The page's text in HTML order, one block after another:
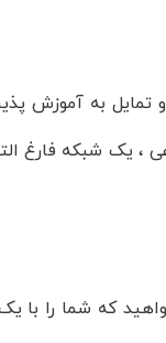
به آموزش
، یک شبکه فارغ
که شما را